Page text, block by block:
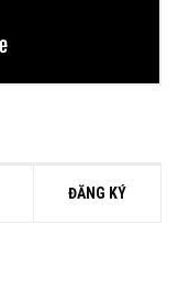
ĐĂNG KÝ